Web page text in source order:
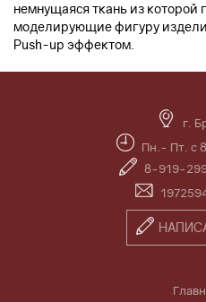
немнущаяся ткань из
моделирующие фигуру
Push-up эффектом.
г.
Пн.- Пт. с
8-919-